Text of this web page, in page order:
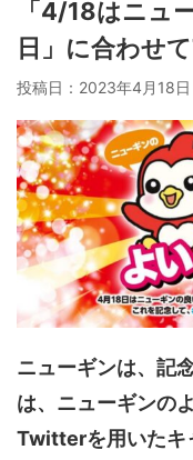
「4/18はニュ
日」に合わせ
投稿日： 2023年4月18日
ニューギンは、記
は、ニューギンの
Twitterを用いたキ